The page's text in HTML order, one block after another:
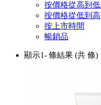
按價格從高到低
按價格從低到高
按上市時間
暢銷品
顯示1- 條結果 (共 條)